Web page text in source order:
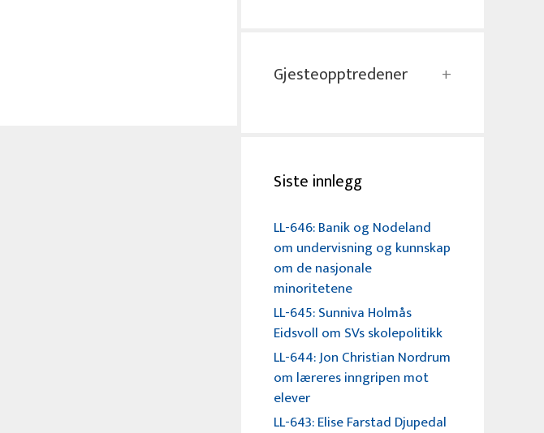
Gjesteopptredener
Siste innlegg
LL-646: Banik og Nodeland
om undervisning og kunnskap
om de nasjonale
minoritetene
LL-645: Sunniva Holmås
Eidsvoll om SVs skolepolitikk
LL-644: Jon Christian Nordrum
om læreres inngripen mot
elever
LL-643: Elise Farstad Djupedal